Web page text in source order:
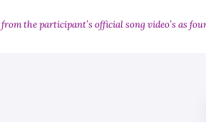
the participant’s official song video’s as